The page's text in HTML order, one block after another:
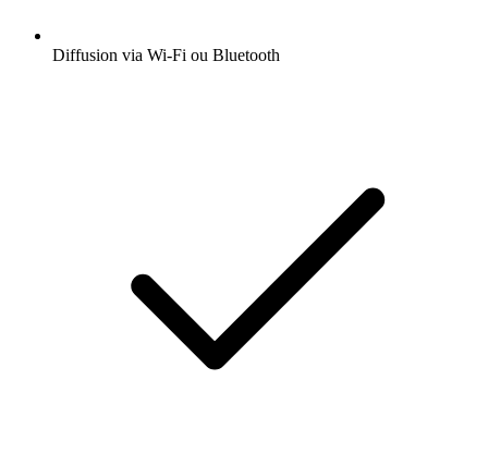
Diffusion via Wi-Fi ou Bluetooth